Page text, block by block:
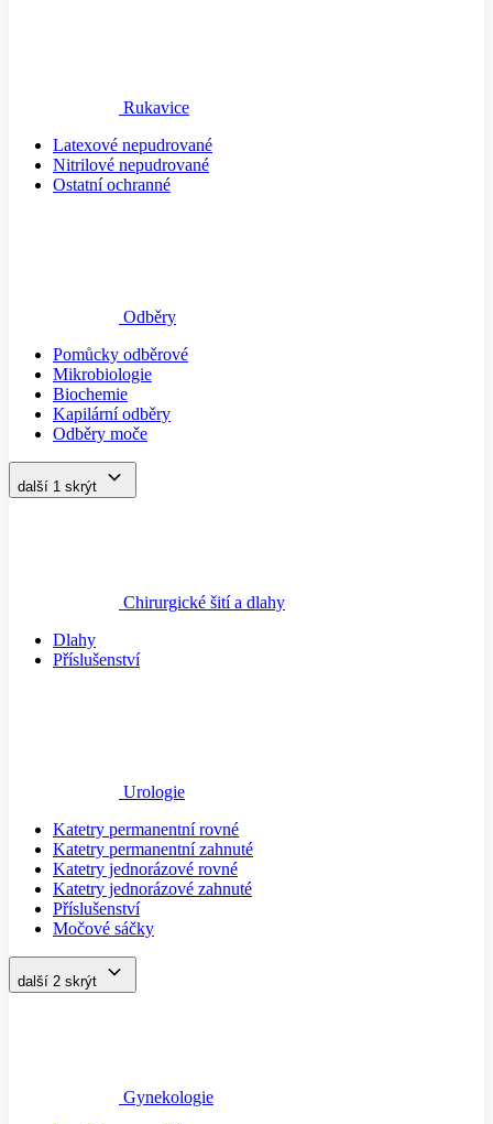
Rukavice
Latexové nepudrované
Nitrilové nepudrované
Ostatní ochranné
Odběry
Pomůcky odběrové
Mikrobiologie
Biochemie
Kapilární odběry
Odběry moče
další 1 skrýt
Chirurgické šití a dlahy
Dlahy
Příslušenství
Urologie
Katetry permanentní rovné
Katetry permanentní zahnuté
Katetry jednorázové rovné
Katetry jednorázové zahnuté
Příslušenství
Močové sáčky
další 2 skrýt
Gynekologie